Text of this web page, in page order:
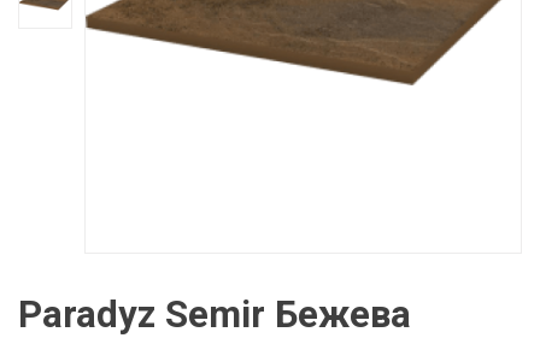
Paradyz Semir Бежева